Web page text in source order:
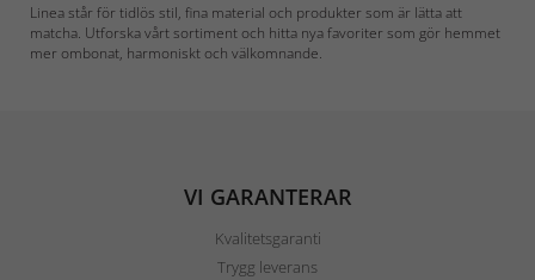
Linea står för tidlös stil, fina material och produkter som är lätta att
matcha. Utforska vårt sortiment och hitta nya favoriter som gör hemmet
mer ombonat, harmoniskt och välkomnande.
VI GARANTERAR
Kvalitetsgaranti
Trygg leverans